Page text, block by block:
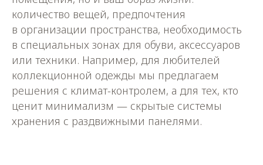
количество вещей, предпочтения
в организации пространства, необходимость
в специальных зонах для обуви, аксессуаров
или техники. Например, для любителей
коллекционной одежды мы предлагаем
решения с климат-контролем, а для тех, кто
ценит минимализм — скрытые системы
хранения с раздвижными панелями.